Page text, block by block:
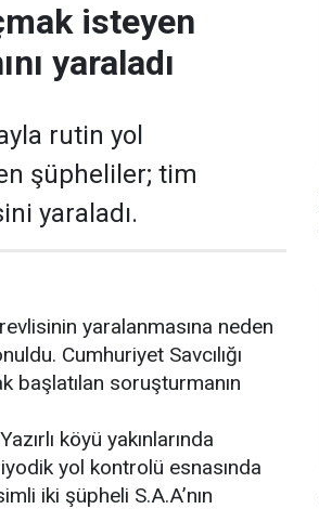
isteyen
yaraladı
rutin yol
şüpheliler; tim
yaraladı.
yaralanmasına neden
Cumhuriyet Savcılığı
başlatılan soruşturmanın
köyü yakınlarında
yol kontrolü esnasında
iki şüpheli S.A.A’nın